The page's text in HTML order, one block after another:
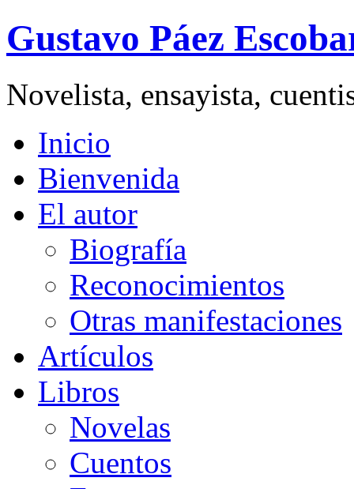
Gustavo Páez
Novelista, ensayista,
Inicio
Bienvenida
El autor
Biografía
Reconocimientos
Otras manifestaciones
Artículos
Libros
Novelas
Cuentos